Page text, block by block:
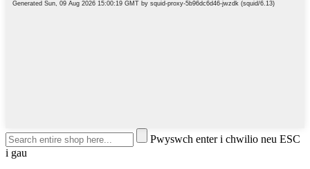
Pwyswch enter i chwilio neu ESC
i gau